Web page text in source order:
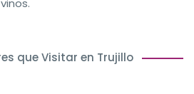
que Visitar en Trujillo